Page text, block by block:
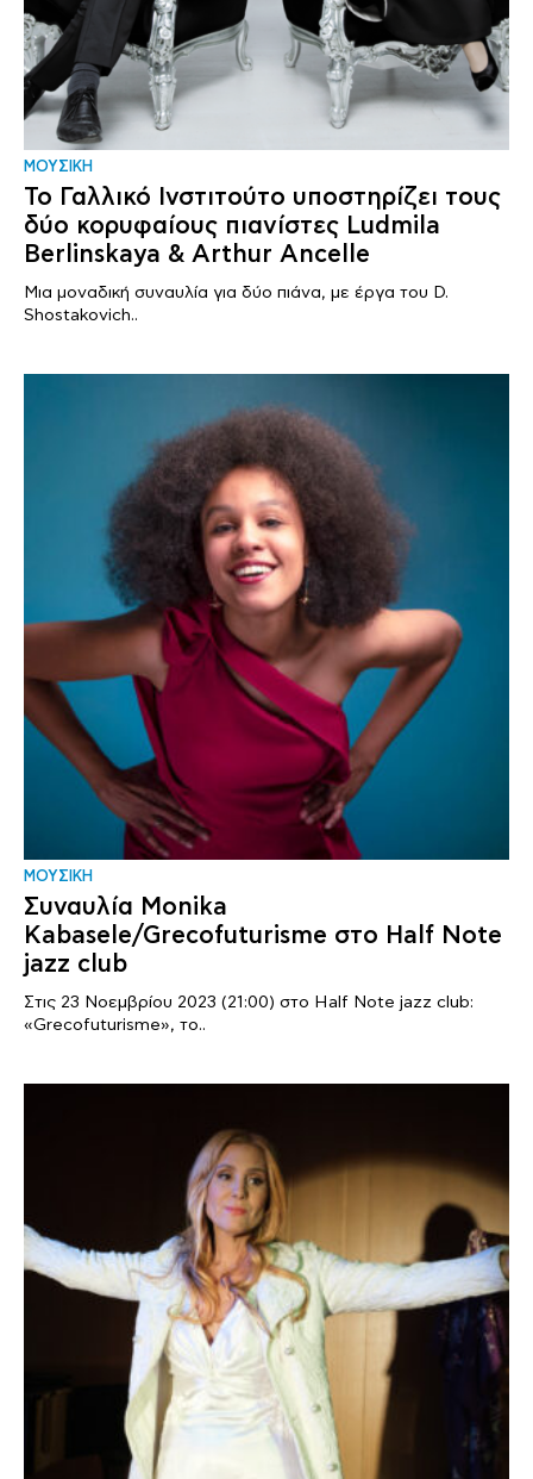
ΜΟΥΣΙΚΗ
Το Γαλλικό Ινστιτούτο υποστηρίζει τους
δύο κορυφαίους πιανίστες Ludmila
Berlinskaya & Arthur Ancelle
Μια μοναδική συναυλία για δύο πιάνα, με έργα του D.
Shostakovich..
ΜΟΥΣΙΚΗ
Συναυλία Monika
Kabasele/Grecofuturisme στο Half Note
jazz club
Στις 23 Νοεμβρίου 2023 (21:00) στο Half Note jazz club:
«Grecofuturisme», το..